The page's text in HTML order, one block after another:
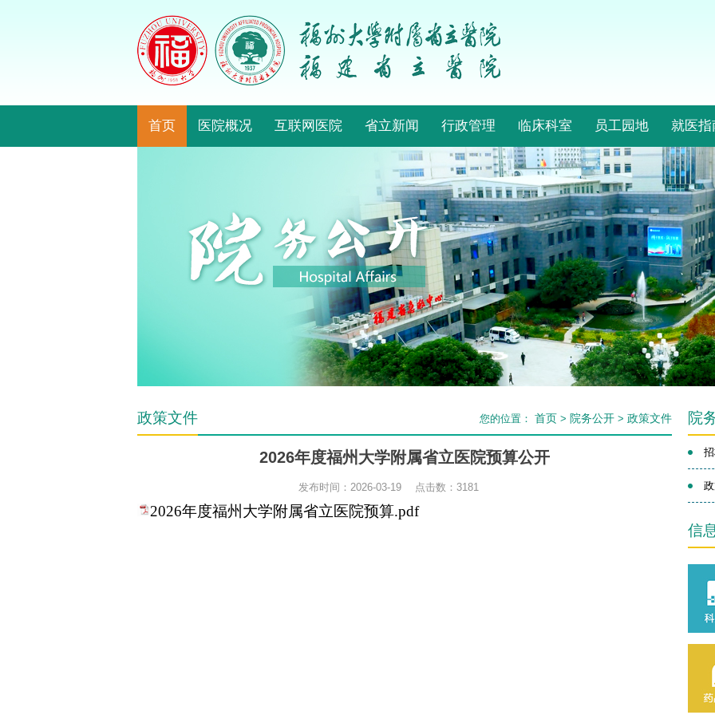
首页 医院概况 互联网医院 省立新闻 行政管理 临床科室 员工园地 就医指
政策文件 您的位置： 首页 > 院务公开 > 政策文件
2026年度福州大学附属省立医院预算公开
发布时间：2026-03-19 点击数： 3181
2026年度福州大学附属省立医院预算.pdf
院
信